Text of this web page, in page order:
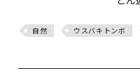
自然 ウスバキトンボ